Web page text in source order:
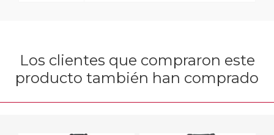
Los clientes que compraron este
producto también han comprado